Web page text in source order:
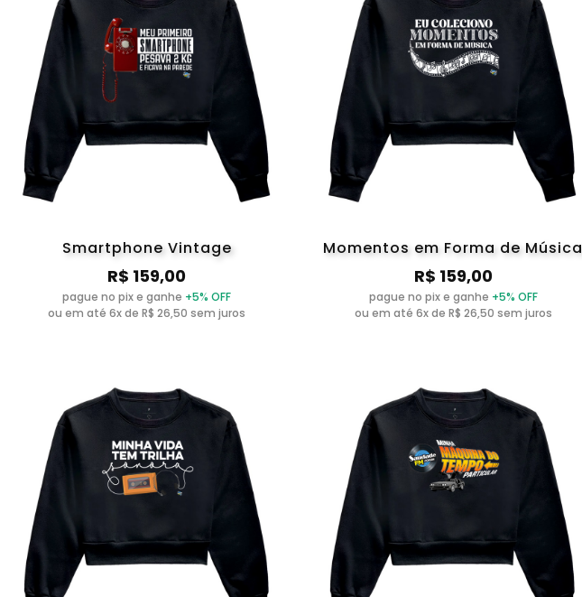
Smartphone Vintage
R$ 159,00
pague no pix e ganhe +5% OFF
ou em até 6x de R$ 26,50 sem juros
Momentos em Forma de Música
R$ 159,00
pague no pix e ganhe +5% OFF
ou em até 6x de R$ 26,50 sem juros